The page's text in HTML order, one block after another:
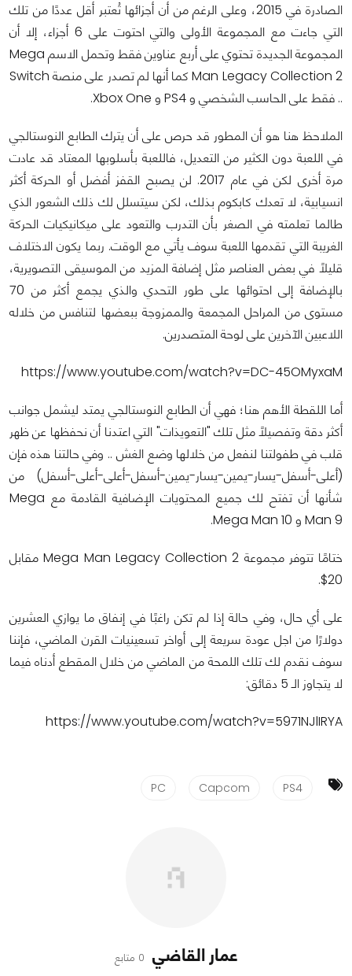
الصادرة في 2015، وعلى الرغم من أن أجزائها تُعتبر أقل عددًا من تلك
التي جاءت مع المجموعة الأولى والتي احتوت على 6 أجزاء، إلا أن
المجموعة الجديدة تحتوي على أربع عناوين فقط وتحمل الاسم Mega
Man Legacy Collection 2 كما أنها لم تصدر على منصة Switch
.. فقط على الحاسب الشخصي و PS4 و Xbox One.
الملاحظ هنا هو أن المطور قد حرص على أن يترك الطابع النوستالجي
في اللعبة دون الكثير من التعديل، فاللعبة بأسلوبها المعتاد قد عادت
مرة أخرى لكن في عام 2017. لن يصبح القفز أفضل أو الحركة أكثر
انسيابية، لا تعدك كابكوم بذلك، لكن سيتسلل لك ذلك الشعور الذي
طالما تعلمته في الصغر بأن التدرب والتعود على ميكانيكيات الحركة
الغريبة التي تقدمها اللعبة سوف يأتي مع الوقت. ربما يكون الاختلاف
قليلًا في بعض العناصر مثل إضافة المزيد من الموسيقى التصويرية،
بالإضافة إلى احتوائها على طور التحدي والذي يجمع أكثر من 70
مستوى من المراحل المجمعة والممزوجة ببعضها لتنافس من خلاله
اللاعبين الآخرين على لوحة المتصدرين.
https://www.youtube.com/watch?v=DC-45OMyxaM
أما اللقطة الأهم هنا؛ فهي أن الطابع النوستالجي يمتد ليشمل جوانب
أكثر دقة وتفصيلًا مثل تلك "التعويذات" التي اعتدنا أن نحفظها عن ظهر
قلب في طفولتنا لنفعل من خلالها وضع الغش .. وفي حالتنا هذه فإن
(أعلى-أسفل-يسار-يمين-يسار-يمين-أسفل-أعلى-أعلى-أسفل) من
شأنها أن تفتح لك جميع المحتويات الإضافية القادمة مع Mega
Man 9 و Mega Man 10.
ختامًا تتوفر مجموعة Mega Man Legacy Collection 2 مقابل
20$.
على أي حال، وفي حالة إذا لم تكن راغبًا في إنفاق ما يوازي العشرين
دولارًا من اجل عودة سريعة إلى أواخر تسعينيات القرن الماضي، فإننا
سوف نقدم لك تلك اللمحة من الماضي من خلال المقطع أدناه فيما
لا يتجاوز الـ 5 دقائق:
https://www.youtube.com/watch?v=5971NJlIRYA
PS4
Capcom
PC
عمار القاضي 0 متابع